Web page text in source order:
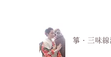
箏・三味